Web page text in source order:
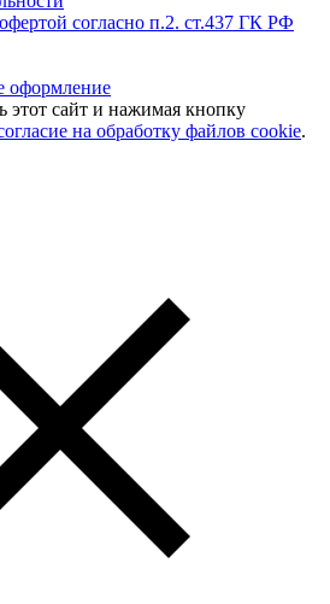
согласно п.2. ст.437 ГК РФ
оформление
этот сайт и нажимая кнопку
на обработку файлов cookie.